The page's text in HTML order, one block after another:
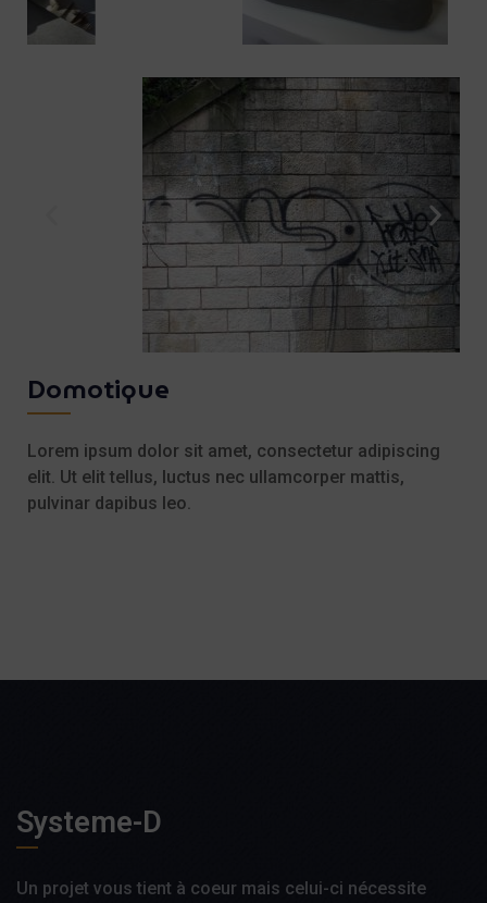
Domotique
Lorem ipsum dolor sit amet, consectetur adipiscing
elit. Ut elit tellus, luctus nec ullamcorper mattis,
pulvinar dapibus leo.
Systeme-D
Un projet vous tient à coeur mais celui-ci nécessite